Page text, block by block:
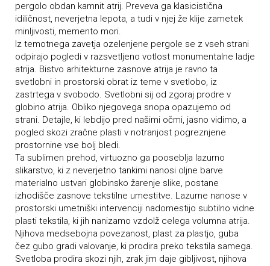
pergolo obdan kamnit atrij. Preveva ga klasicistična
idiličnost, neverjetna lepota, a tudi v njej že klije zametek
minljivosti, memento mori.
Iz temotnega zavetja ozelenjene pergole se z vseh strani
odpirajo pogledi v razsvetljeno votlost monumentalne ladje
atrija. Bistvo arhitekturne zasnove atrija je ravno ta
svetlobni in prostorski obrat iz teme v svetlobo, iz
zastrtega v svobodo. Svetlobni sij od zgoraj prodre v
globino atrija. Obliko njegovega snopa opazujemo od
strani. Detajle, ki lebdijo pred našimi očmi, jasno vidimo, a
pogled skozi zračne plasti v notranjost pogreznjene
prostornine vse bolj bledi.
Ta sublimen prehod, virtuozno ga pooseblja lazurno
slikarstvo, ki z neverjetno tankimi nanosi oljne barve
materialno ustvari globinsko žarenje slike, postane
izhodišče zasnove tekstilne umestitve. Lazurne nanose v
prostorski umetniški intervenciji nadomestijo subtilno vidne
plasti tekstila, ki jih nanizamo vzdolž celega volumna atrija.
Njihova medsebojna povezanost, plast za plastjo, guba
čez gubo gradi valovanje, ki prodira preko tekstila samega.
Svetloba prodira skozi njih, zrak jim daje gibljivost, njihova